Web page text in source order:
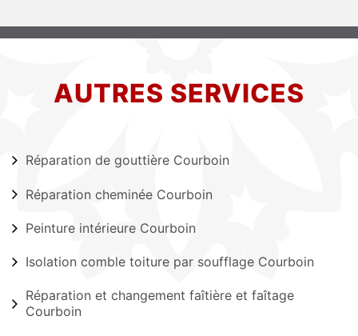
AUTRES SERVICES
Réparation de gouttière Courboin
Réparation cheminée Courboin
Peinture intérieure Courboin
Isolation comble toiture par soufflage Courboin
Réparation et changement faîtière et faîtage
Courboin